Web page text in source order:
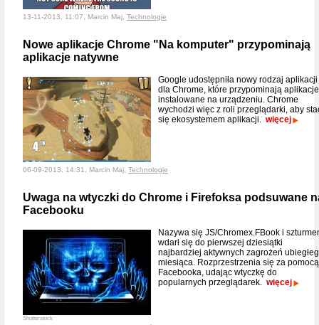
13-11-2013, 11:07, Marcin Maj, Technologie
Nowe aplikacje Chrome "Na komputer" przypominają
aplikacje natywne
Google udostępniła nowy rodzaj aplikacji
dla Chrome, które przypominają aplikacje
instalowane na urządzeniu. Chrome
wychodzi więc z roli przeglądarki, aby
się ekosystemem aplikacji. więcej
06-09-2013, 14:31, Marcin Maj, Technologie
Uwaga na wtyczki do Chrome i Firefoksa podsuwane
Facebooku
Shutterstock
Nazywa się JS/Chromex.FBook i
wdarł się do pierwszej dziesiątki
najbardziej aktywnych zagrożeń
miesiąca. Rozprzestrzenia się za pomocą
Facebooka, udając wtyczkę do
popularnych przeglądarek. więcej